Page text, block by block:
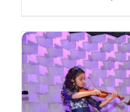
AÑADIR